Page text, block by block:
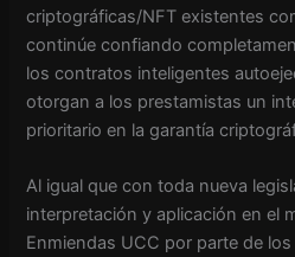
criptográficas/NFT existentes
continúe confiando
los contratos inteligentes
otorgan a los prestamistas un
prioritario en la garantía
Al igual que con toda nueva
interpretación y aplicación en el
Enmiendas UCC por parte de